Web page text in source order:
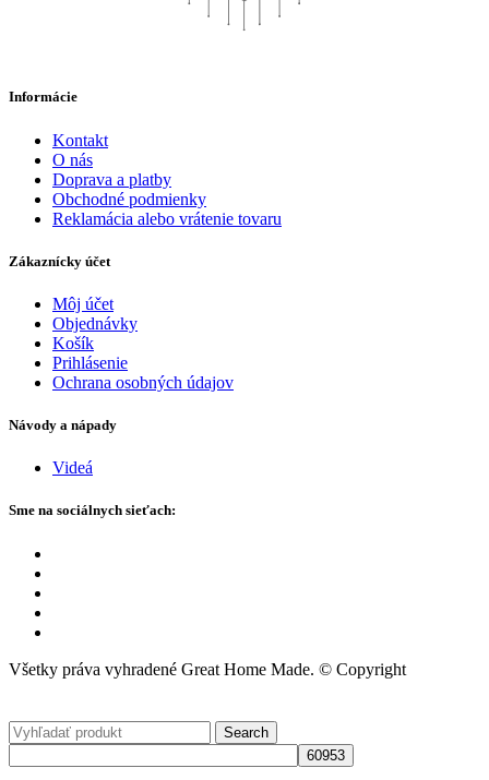
Informácie
Kontakt
O nás
Doprava a platby
Obchodné podmienky
Reklamácia alebo vrátenie tovaru
Zákaznícky účet
Môj účet
Objednávky
Košík
Prihlásenie
Ochrana osobných údajov
Návody a nápady
Videá
Sme na sociálnych sieťach:
Všetky práva vyhradené Great Home Made. © Copyright
Search